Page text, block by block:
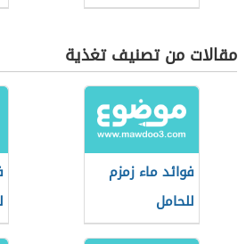
مقالات من تصنيف تغذية
فوائد ماء زمزم
للحامل